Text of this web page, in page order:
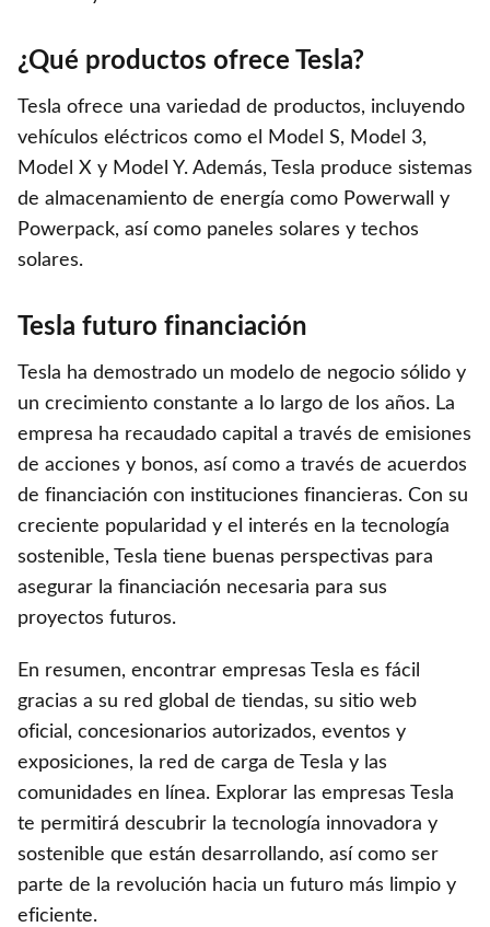
¿Qué productos ofrece Tesla?
Tesla ofrece una variedad de productos, incluyendo
vehículos eléctricos como el Model S, Model 3,
Model X y Model Y. Además, Tesla produce sistemas
de almacenamiento de energía como Powerwall y
Powerpack, así como paneles solares y techos
solares.
Tesla futuro financiación
Tesla ha demostrado un modelo de negocio sólido y
un crecimiento constante a lo largo de los años. La
empresa ha recaudado capital a través de emisiones
de acciones y bonos, así como a través de acuerdos
de financiación con instituciones financieras. Con su
creciente popularidad y el interés en la tecnología
sostenible, Tesla tiene buenas perspectivas para
asegurar la financiación necesaria para sus
proyectos futuros.
En resumen, encontrar empresas Tesla es fácil
gracias a su red global de tiendas, su sitio web
oficial, concesionarios autorizados, eventos y
exposiciones, la red de carga de Tesla y las
comunidades en línea. Explorar las empresas Tesla
te permitirá descubrir la tecnología innovadora y
sostenible que están desarrollando, así como ser
parte de la revolución hacia un futuro más limpio y
eficiente.